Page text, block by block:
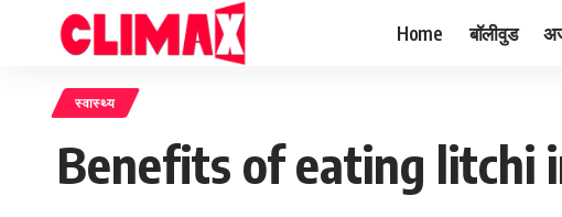
Home बॉलीवुड
स्वास्थ्य
Benefits of eating litchi